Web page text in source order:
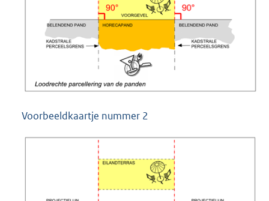
Voorbeeldkaartje nummer 2